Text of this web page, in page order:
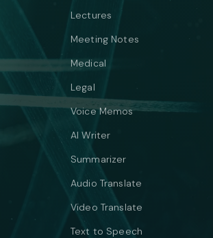
Lectures
Meeting Notes
Medical
Legal
Voice Memos
AI Writer
Summarizer
Audio Translate
Video Translate
Text to Speech